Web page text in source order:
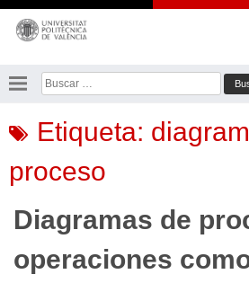
Saltar
contenido
Buscar:
Etiqueta:
proceso
Diagramas de
operaciones